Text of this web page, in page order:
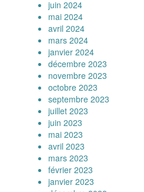
juin 2024
mai 2024
avril 2024
mars 2024
janvier 2024
décembre 2023
novembre 2023
octobre 2023
septembre 2023
juillet 2023
juin 2023
mai 2023
avril 2023
mars 2023
février 2023
janvier 2023